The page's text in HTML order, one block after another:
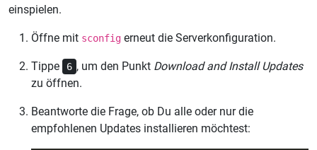
einspielen.
Öffne mit sconfig erneut die Serverkonfiguration.
Tippe 6 , um den Punkt Download and Install Updates
zu öffnen.
Beantworte die Frage, ob Du alle oder nur die
empfohlenen Updates installieren möchtest: